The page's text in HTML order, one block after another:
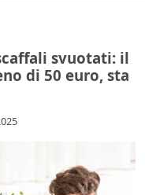
svuotati: il
di 50 euro, sta